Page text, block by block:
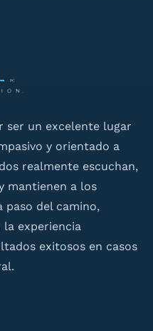
ser un excelente lugar
y orientado a
realmente escuchan,
mantienen a los
paso del camino,
experiencia
exitosos en casos